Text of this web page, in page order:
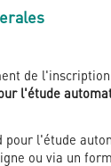
de
l'étude
pour l'étude
ou via un